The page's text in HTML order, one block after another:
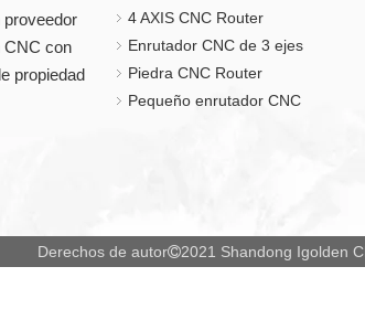
proveedor
CNC con
propiedad
4 AXIS CNC Router
Enrutador CNC de 3 ejes
Piedra CNC Router
Pequeño enrutador CNC
Derechos de autor2021 Shandong Igolden